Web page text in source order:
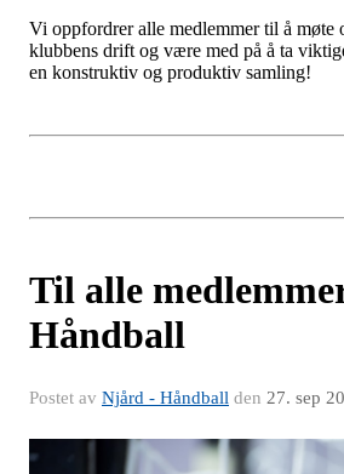
Vi oppfordrer alle medlemmer til å møte
klubbens drift og være med på å ta
en konstruktiv og produktiv samling!
Til alle
Håndball
Postet av Njård - Håndball den 27. sep